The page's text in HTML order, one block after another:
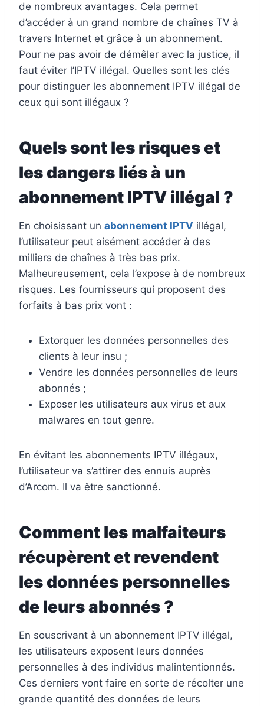
de nombreux avantages. Cela permet
d’accéder à un grand nombre de chaînes TV à
travers Internet et grâce à un abonnement.
Pour ne pas avoir de démêler avec la justice, il
faut éviter l’IPTV illégal. Quelles sont les clés
pour distinguer les abonnement IPTV illégal de
ceux qui sont illégaux ?
Quels sont les risques et
les dangers liés à un
abonnement IPTV illégal ?
En choisissant un abonnement IPTV illégal,
l’utilisateur peut aisément accéder à des
milliers de chaînes à très bas prix.
Malheureusement, cela l’expose à de nombreux
risques. Les fournisseurs qui proposent des
forfaits à bas prix vont :
Extorquer les données personnelles des
clients à leur insu ;
Vendre les données personnelles de leurs
abonnés ;
Exposer les utilisateurs aux virus et aux
malwares en tout genre.
En évitant les abonnements IPTV illégaux,
l’utilisateur va s’attirer des ennuis auprès
d’Arcom. Il va être sanctionné.
Comment les malfaiteurs
récupèrent et revendent
les données personnelles
de leurs abonnés ?
En souscrivant à un abonnement IPTV illégal,
les utilisateurs exposent leurs données
personnelles à des individus malintentionnés.
Ces derniers vont faire en sorte de récolter une
grande quantité des données de leurs